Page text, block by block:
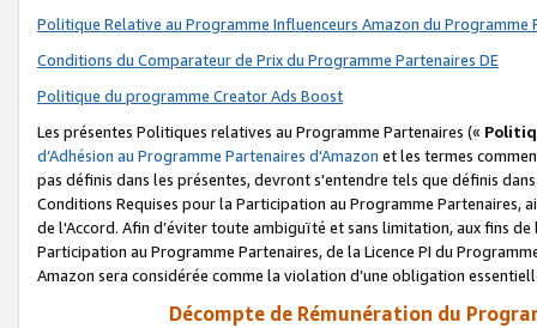
Politique Relative au Programme Influenceurs Amazon du Programme
Conditions du Comparateur de Prix du Programme Partenaires DE
Politique du programme Creator Ads Boost
Les présentes Politiques relatives au Programme Partenaires («
d’Adhésion au Programme Partenaires d'Amazon et les termes
pas définis dans les présentes, devront s'entendre tels que définis
Conditions Requises pour la Participation au Programme Partenaires,
de l'Accord. Afin d’éviter toute ambiguïté et sans limitation, aux fins
Participation au Programme Partenaires, de la Licence PI du
Amazon sera considérée comme la violation d’une obligation
Décompte de Rémunération du